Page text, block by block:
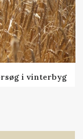
i vinterbyg